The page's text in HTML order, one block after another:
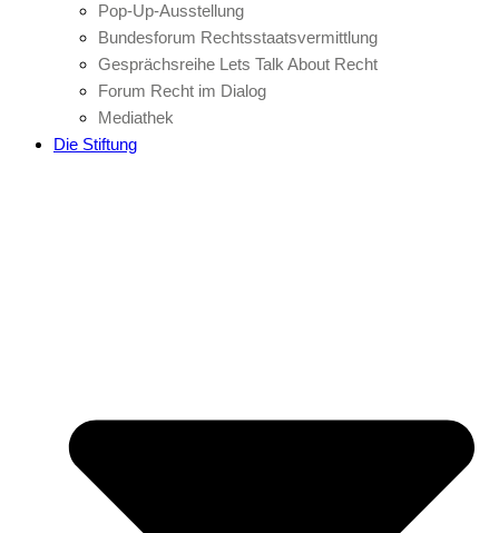
Pop-Up-Ausstellung
Bundesforum Rechtsstaatsvermittlung
Gesprächsreihe Lets Talk About Recht
Forum Recht im Dialog
Mediathek
Die Stiftung